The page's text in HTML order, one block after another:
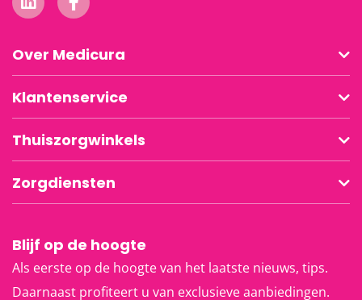
Over Medicura
Klantenservice
Thuiszorgwinkels
Zorgdiensten
Blijf op de hoogte
Als eerste op de hoogte van het laatste nieuws, tips.
Daarnaast profiteert u van exclusieve aanbiedingen.